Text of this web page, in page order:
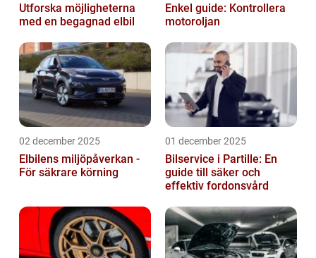
Utforska möjligheterna
med en begagnad elbil
Enkel guide: Kontrollera
motoroljan
02 december 2025
Elbilens miljöpåverkan -
För säkrare körning
01 december 2025
Bilservice i Partille: En
guide till säker och
effektiv fordonsvård